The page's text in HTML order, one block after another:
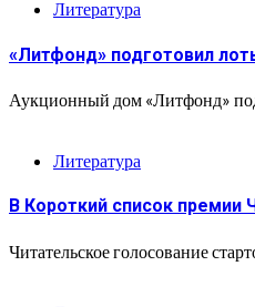
Литература
«Литфонд» подготовил
Аукционный дом «Литфонд»
Литература
В Короткий список премии
Читательское голосование